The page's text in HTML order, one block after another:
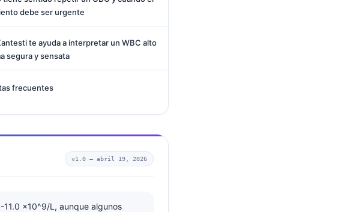
debe ser urgente
te ayuda a interpretar un WBC alto
segura y sensata
frecuentes
v1.0 — abril 19, 2026
×10^9/L, aunque algunos